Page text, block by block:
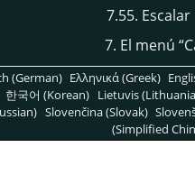
7.55. Escalar
7. El menú “
(German) Ελληνικά (Greek)
한국어 (Korean) Lietuvis
Slovenčina (Slovak)
(Simplified